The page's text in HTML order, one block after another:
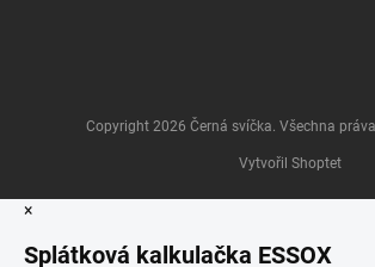
Vytvořil Shoptet
Copyright 2026 Černá svíčka. Všechna
×
Splátková kalkulačka ESSOX